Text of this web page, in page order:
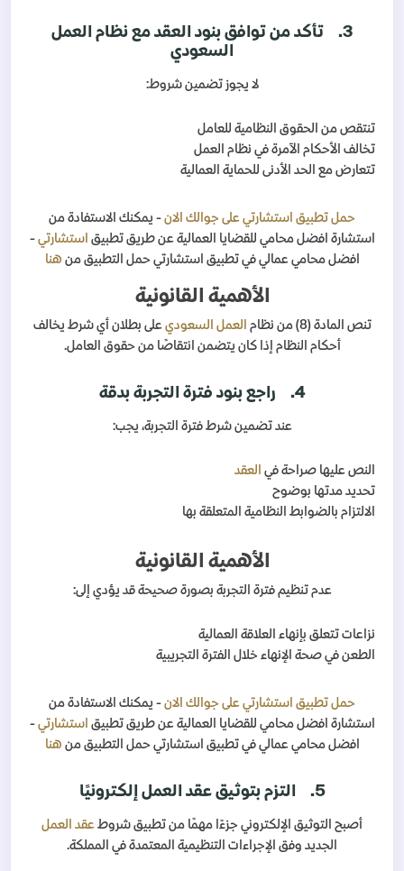
3.
تأكد من توافق بنود العقد مع نظام العمل
السعودي
لا يجوز تضمين شروط:
تنتقص من الحقوق النظامية للعامل
تخالف الأحكام الآمرة في نظام العمل
تتعارض مع الحد الأدنى للحماية العمالية
حمل تطبيق استشارتي على جوالك الان - يمكنك الاستفادة من
استشارة افضل محامي للقضايا العمالية عن طريق تطبيق استشارتي-
افضل محامي عمالي في تطبيق استشارتي حمل التطبيق من هنا
الأهمية القانونية
تنص المادة (8) من نظام العمل السعودي على بطلان أي شرط يخالف
أحكام النظام إذا كان يتضمن انتقاصًا من حقوق العامل.
4. راجع بنود فترة التجربة بدقة
عند تضمين شرط فترة التجربة، يجب:
النص عليها صراحة في العقد
تحديد مدتها بوضوح
الالتزام بالضوابط النظامية المتعلقة بها
الأهمية القانونية
عدم تنظيم فترة التجربة بصورة صحيحة قد يؤدي إلى:
نزاعات تتعلق بإنهاء العلاقة العمالية
الطعن في صحة الإنهاء خلال الفترة التجريبية
حمل تطبيق استشارتي على جوالك الان - يمكنك الاستفادة من
استشارة افضل محامي للقضايا العمالية عن طريق تطبيق استشارتي-
افضل محامي عمالي في تطبيق استشارتي حمل التطبيق من هنا
5. التزم بتوثيق عقد العمل إلكترونيًا
أصبح التوثيق الإلكتروني جزءًا مهمًا من تطبيق شروط عقد العمل
الجديد وفق الإجراءات التنظيمية المعتمدة في المملكة.